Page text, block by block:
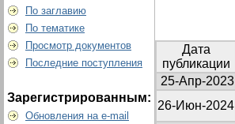
По заглавию
По тематике
Просмотр документов
Последние поступления
Зарегистрированным:
Обновления на e-mail
Дата
публикации
25-Апр-2023
26-Июн-2024